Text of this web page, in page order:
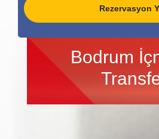
Rezervasyon
Bodrum